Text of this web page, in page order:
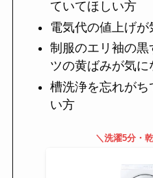
ていてほしい方
電気代の値上げが
制服のエリ袖の黒
ツの黄ばみが気に
槽洗浄を忘れがち
い方
＼洗濯5分・